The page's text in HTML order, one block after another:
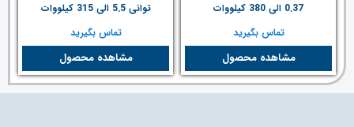
0.37 الی 380 کیلووات
تماس بگیرید
مشاهده محصول
توانی 5.5 الی 315 کیلووات
تماس بگیرید
مشاهده محصول